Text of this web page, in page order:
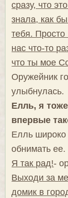
сразу, что
знала, как
тебя. Просто
нас что-то
что ты мое
Оружейник
улыбнулась.
Елль, я
впервые
Елль широко
обнимать ее.
Я так рад!-
Выходи за
домик в